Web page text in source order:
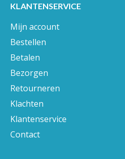
KLANTENSERVICE
Mijn account
Bestellen
Betalen
Bezorgen
Retourneren
Klachten
Klantenservice
Contact